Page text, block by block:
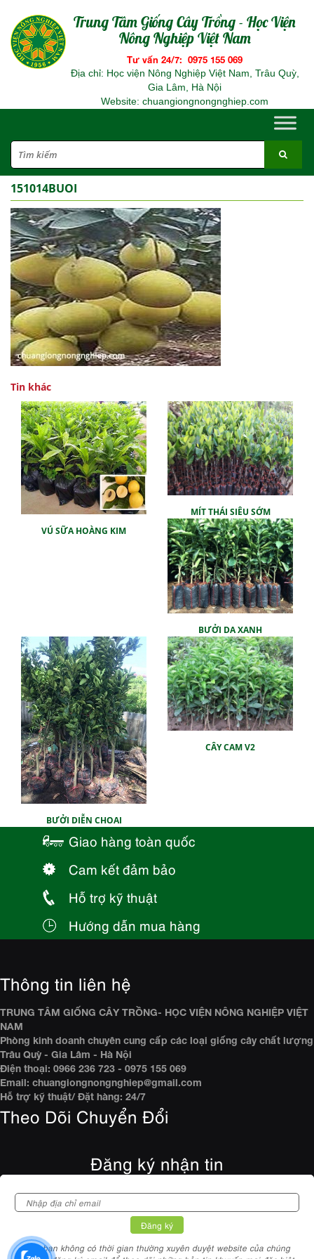
Trung Tâm Giống Cây Trồng - Học Viện
Nông Nghiệp Việt Nam
Tư vấn 24/7: 0975 155 069
Địa chỉ: Học viện Nông Nghiệp Việt Nam, Trâu Quỳ,
Gia Lâm, Hà Nội
Website: chuangiongnongnghiep.com
151014BUOI
Tin khác
VÚ SỮA HOÀNG KIM
MÍT THÁI SIÊU SỚM
BƯỞI DA XANH
BƯỞI DIỄN CHOAI
CÂY CAM V2
Giao hàng toàn quốc
Cam kết đảm bảo
Hỗ trợ kỹ thuật
Hướng dẫn mua hàng
Thông tin liên hệ
TRUNG TÂM GIỐNG CÂY TRỒNG- HỌC VIỆN NÔNG NGHIỆP VIỆT
NAM
Phòng kinh doanh chuyên cung cấp các loại giống cây chất lượng
Trâu Quỳ - Gia Lâm - Hà Nội
Điện thoại: 0966 236 723 - 0975 155 069
Email: chuangiongnongnghiep@gmail.com
Hỗ trợ kỹ thuật/ Đặt hàng: 24/7
Theo Dõi Chuyển Đổi
Đăng ký nhận tin
Nếu bạn không có thời gian thường xuyên duyệt website của chúng